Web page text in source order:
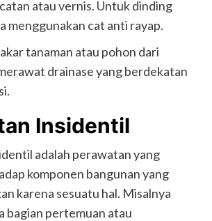
atau vernis. Untuk dinding
menggunakan cat anti rayap.
tanaman atau pohon dari
drainase yang berdekatan
Insidentil
adalah perawatan yang
komponen bangunan yang
karena sesuatu hal. Misalnya
bagian pertemuan atau